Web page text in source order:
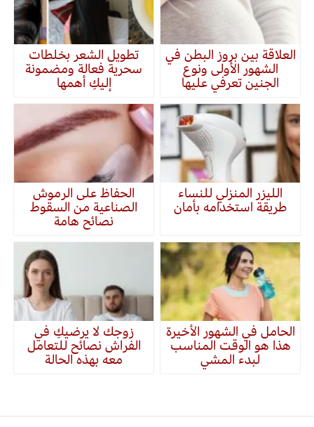
العلاقة بين بروز البطن في
الشهور الأولى ونوع
الجنين تعرفي عليها
تطويل الشعر بخلطات
سحرية فعالة ومضمونة
إليكِ أهمها
الليزر المنزلي للنساء
طريقة استخدامه بأمان
الحفاظ على الرموش
الصناعية من السقوط
نصائح هامة
الحامل في الشهور الأخيرة
هذا هو الوقت المناسب
لبدء المشي
زوجك لا يرضيكِ في
الفراش نصائح للتعامل
معه بهذه الحالة